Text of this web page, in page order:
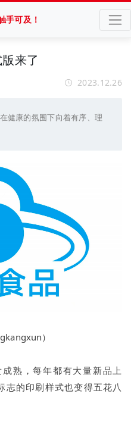
手可及！
来了
2023.12.26
健康的氛围下向着有序、理
）
熟，每年都有大量新品上
志的印刷样式也变得五花八